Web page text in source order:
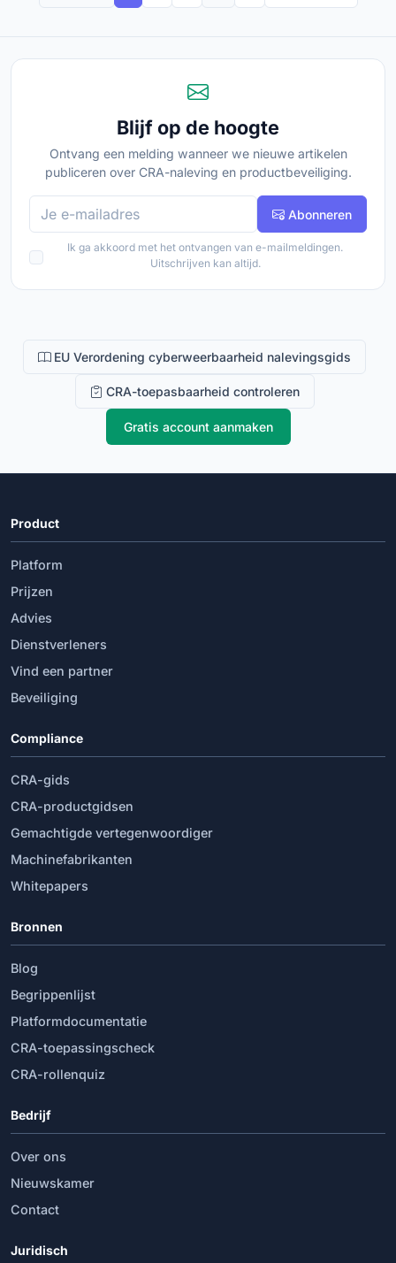
Blijf op de hoogte
Ontvang een melding wanneer we nieuwe artikelen
publiceren over CRA-naleving en productbeveiliging.
E-mailadres Abonneren
Ik ga akkoord met het ontvangen van e-mailmeldingen.
Uitschrijven kan altijd.
EU Verordening cyberweerbaarheid nalevingsgids
CRA-toepasbaarheid controleren
Gratis account aanmaken
Product
Platform
Prijzen
Advies
Dienstverleners
Vind een partner
Beveiliging
Compliance
CRA-gids
CRA-productgidsen
Gemachtigde vertegenwoordiger
Machinefabrikanten
Whitepapers
Bronnen
Blog
Begrippenlijst
Platformdocumentatie
CRA-toepassingscheck
CRA-rollenquiz
Bedrijf
Over ons
Nieuwskamer
Contact
Juridisch